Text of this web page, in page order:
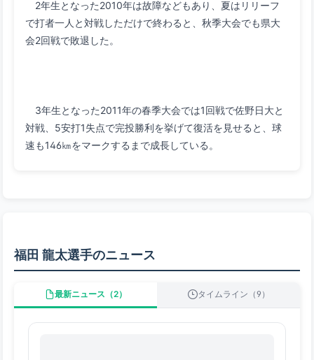
2年生となった2010年は故障などもあり、夏はリリーフ
で打者一人と対戦しただけで終わると、秋季大会でも県大
3年生となった2011年の春季大会では1回戦で佐野日大と
対戦、5安打1失点で完投勝利を挙げて復活を見せると、球
速も146㎞をマークするまで成長している。
福田 龍太選手のニュース
最新ニュース（2） タイムライン（9）